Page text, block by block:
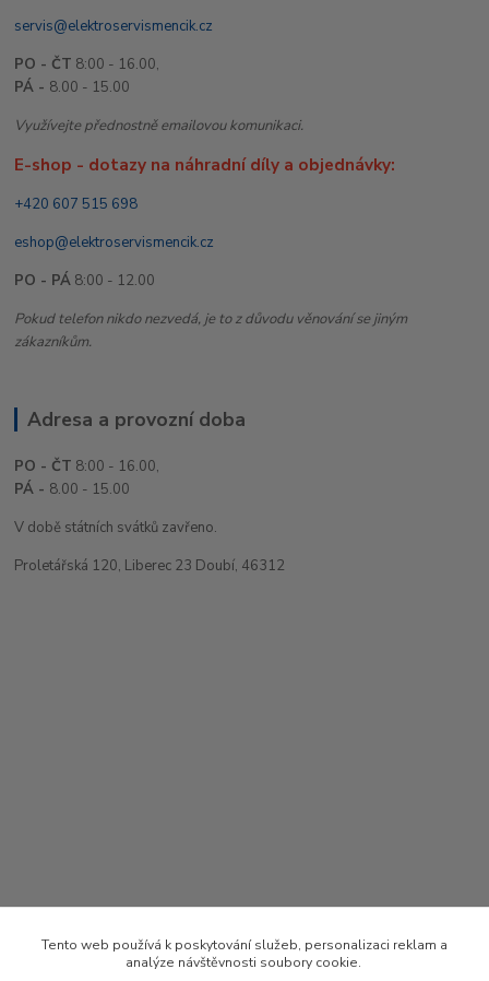
servis@elektroservismencik.cz
PO - ČT 8:00 - 16.00,
PÁ - 8.00 - 15.00
Využívejte přednostně emailovou komunikaci.
E-shop - dotazy na náhradní díly a objednávky:
+420 607 515 698
eshop@elektroservismencik.cz
PO - PÁ 8:00 - 12.00
Pokud telefon nikdo nezvedá, je to z důvodu věnování se jiným
zákazníkům.
Adresa a provozní doba
PO - ČT 8:00 - 16.00,
PÁ - 8.00 - 15.00
V době státních svátků zavřeno.
Proletářská 120, Liberec 23 Doubí, 46312
Tento web používá k poskytování služeb, personalizaci reklam a
analýze návštěvnosti soubory cookie.